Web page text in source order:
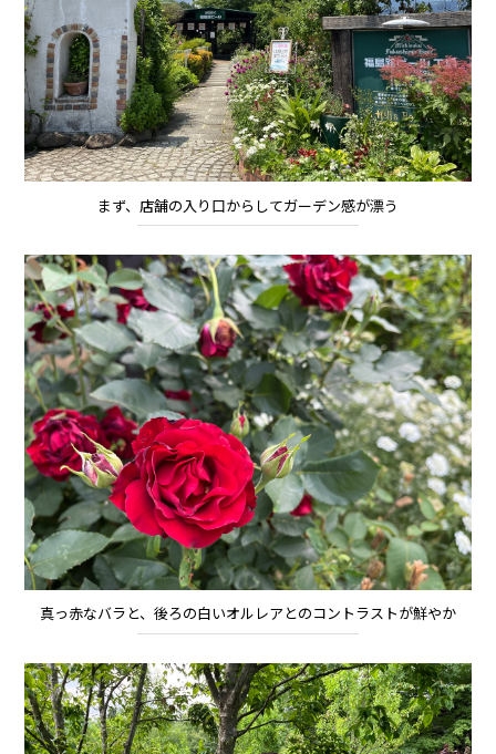
まず、店舗の入り口からしてガーデン感が漂う
真っ赤なバラと、後ろの白いオルレアとのコントラストが鮮やか